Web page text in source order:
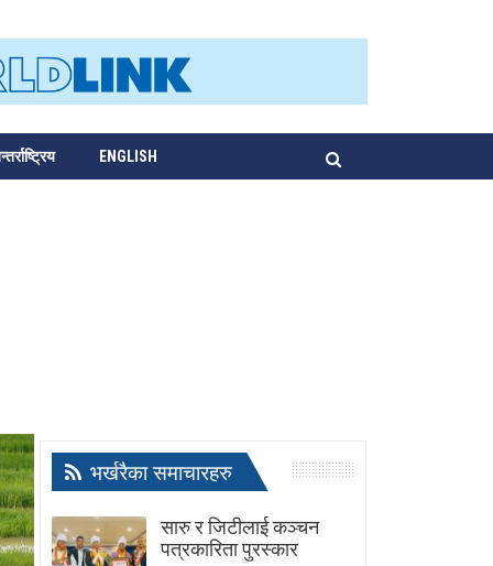
ENGLISH
भर्खरैका समाचारहरु
सारु र जिटीलाई कञ्चन
पत्रकारिता पुरस्कार